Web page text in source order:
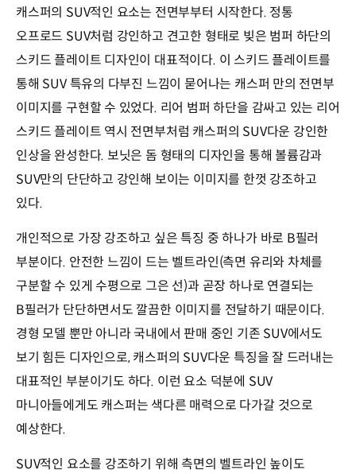
캐스퍼의 SUV적인 요소는 전면부부터 시작한다. 정통
오프로드 SUV처럼 강인하고 견고한 형태로 빚은 범퍼 하단의
스키드 플레이트 디자인이 대표적이다. 이 스키드 플레이트를
통해 SUV 특유의 다부진 느낌이 묻어나는 캐스퍼 만의 전면부
이미지를 구현할 수 있었다. 리어 범퍼 하단을 감싸고 있는 리어
스키드 플레이트 역시 전면부처럼 캐스퍼의 SUV다운 강인한
인상을 완성한다. 보닛은 돔 형태의 디자인을 통해 볼륨감과
SUV만의 단단하고 강인해 보이는 이미지를 한껏 강조하고
있다.
개인적으로 가장 강조하고 싶은 특징 중 하나가 바로 B필러
부분이다. 안전한 느낌이 드는 벨트라인(측면 유리와 차체를
구분할 수 있게 수평으로 그은 선)과 곧장 하나로 연결되는
B필러가 단단하면서도 깔끔한 이미지를 전달하기 때문이다.
경형 모델 뿐만 아니라 국내에서 판매 중인 기존 SUV에서도
보기 힘든 디자인으로, 캐스퍼의 SUV다운 특징을 잘 드러내는
대표적인 부분이기도 하다. 이런 요소 덕분에 SUV
마니아들에게도 캐스퍼는 색다른 매력으로 다가갈 것으로
예상한다.
SUV적인 요소를 강조하기 위해 측면의 벨트라인 높이도